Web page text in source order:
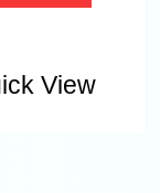
View